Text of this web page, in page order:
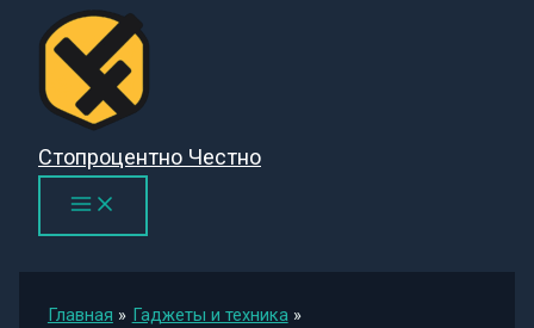
Перейти
содержимому
Стопроцентно Честно
Главная
Гаджеты и техника